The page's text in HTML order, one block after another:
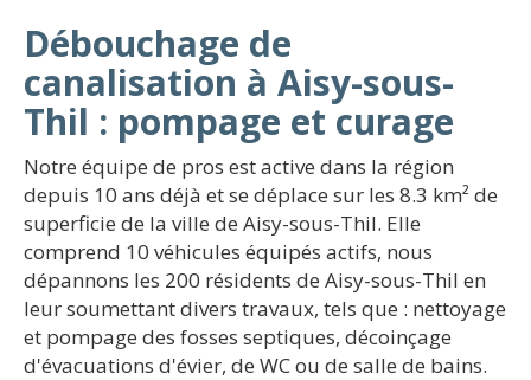
Débouchage de
canalisation à Aisy-sous-
Thil : pompage et curage
Notre équipe de pros est active dans la région
depuis 10 ans déjà et se déplace sur les 8.3 km² de
superficie de la ville de Aisy-sous-Thil. Elle
comprend 10 véhicules équipés actifs, nous
dépannons les 200 résidents de Aisy-sous-Thil en
leur soumettant divers travaux, tels que : nettoyage
et pompage des fosses septiques, décoinçage
d'évacuations d'évier, de WC ou de salle de bains.